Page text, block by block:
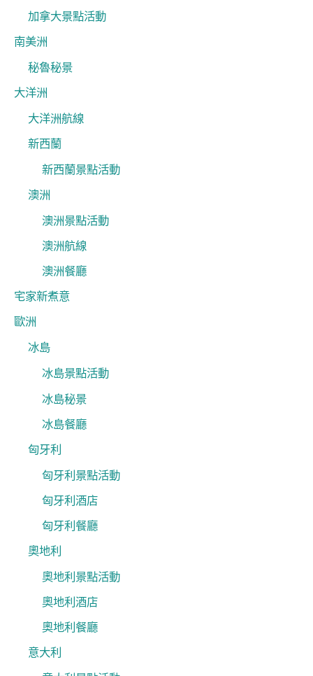
加拿大景點活動
南美洲
秘魯秘景
大洋洲
大洋洲航線
新西蘭
新西蘭景點活動
澳洲
澳洲景點活動
澳洲航線
澳洲餐廳
宅家新煮意
歐洲
冰島
冰島景點活動
冰島秘景
冰島餐廳
匈牙利
匈牙利景點活動
匈牙利酒店
匈牙利餐廳
奧地利
奧地利景點活動
奧地利酒店
奧地利餐廳
意大利